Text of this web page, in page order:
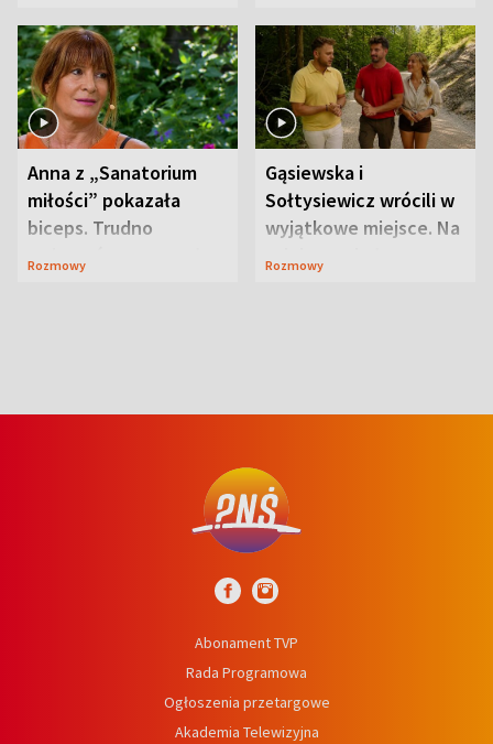
Anna z „Sanatorium
miłości” pokazała
biceps. Trudno
uwierzyć, co przeszła
Rozmowy
Gąsiewska i
Sołtysiewicz wrócili w
wyjątkowe miejsce. Na
szlaku czekał
Rozmowy
Abonament TVP
Rada Programowa
Ogłoszenia przetargowe
Akademia Telewizyjna